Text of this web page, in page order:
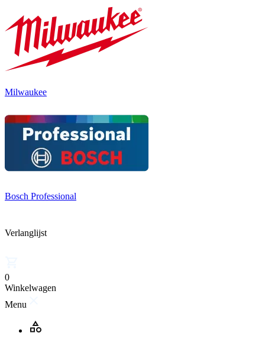
Milwaukee
Bosch Professional
Verlanglijst
0
Winkelwagen
Menu